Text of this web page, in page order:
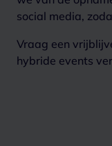
social media,
Vraag een
hybride events